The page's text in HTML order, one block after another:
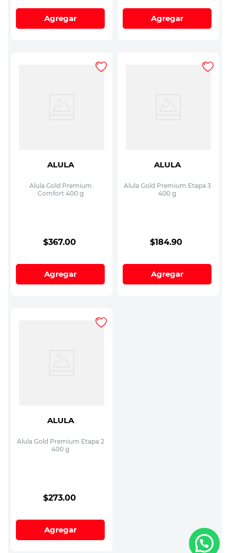
Agregar Agregar
ALULA
Alula Gold Premium
Comfort 400 g
$367.00
Agregar
ALULA
Alula Gold Premium Etapa 3
400 g
$184.90
Agregar
ALULA
Alula Gold Premium Etapa 2
400 g
$273.00
Agregar